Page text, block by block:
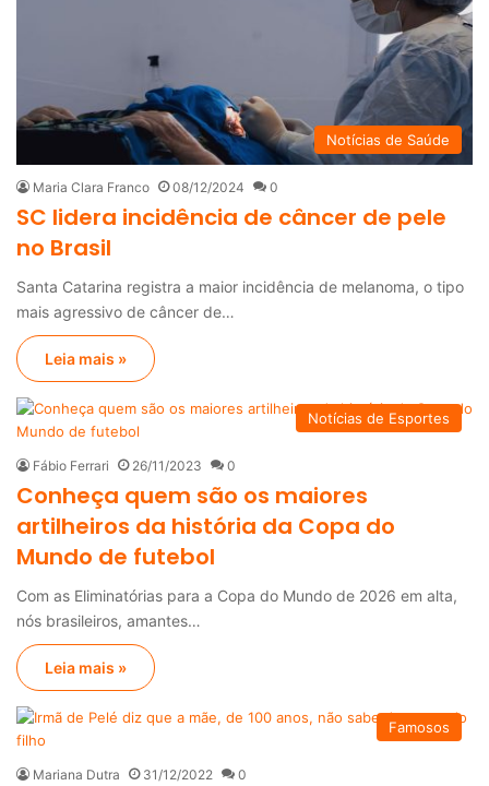
Notícias de Saúde
Maria Clara Franco 08/12/2024 0
SC lidera incidência de câncer de pele
no Brasil
Santa Catarina registra a maior incidência de melanoma, o tipo
mais agressivo de câncer de…
Leia mais »
Notícias de Esportes
Fábio Ferrari 26/11/2023 0
Conheça quem são os maiores
artilheiros da história da Copa do
Mundo de futebol
Com as Eliminatórias para a Copa do Mundo de 2026 em alta,
nós brasileiros, amantes…
Leia mais »
Famosos
Mariana Dutra 31/12/2022 0